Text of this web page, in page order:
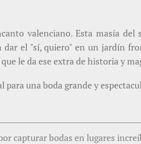
valenciano. Esta masía del
el "sí, quiero" en un jardín
le da ese extra de historia y
una boda grande y
capturar bodas en lugares